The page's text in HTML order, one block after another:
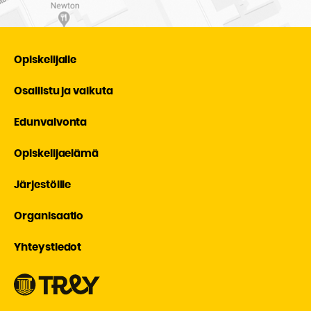
Opiskelijalle
Osallistu ja vaikuta
Edunvalvonta
Opiskelijaelämä
Järjestöille
Organisaatio
Yhteystiedot